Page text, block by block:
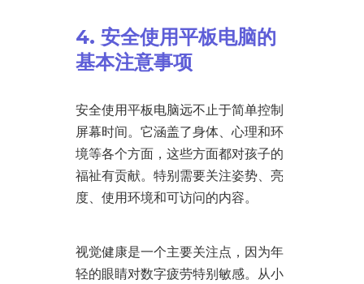
4. 安全使用平板电脑的
基本注意事项
安全使用平板电脑远不止于简单控制
屏幕时间。它涵盖了身体、心理和环
境等各个方面，这些方面都对孩子的
福祉有贡献。特别需要关注姿势、亮
度、使用环境和可访问的内容。
视觉健康是一个主要关注点，因为年
轻的眼睛对数字疲劳特别敏感。从小